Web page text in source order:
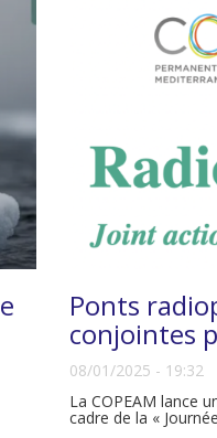
Ponts
conjointes
08/01/2025 - 19:32
La COPEAM lance
cadre de la «